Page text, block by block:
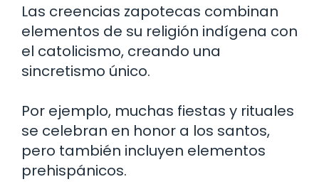
Las creencias zapotecas combinan
elementos de su religión indígena con
el catolicismo, creando una
sincretismo único.
Por ejemplo, muchas fiestas y rituales
se celebran en honor a los santos,
pero también incluyen elementos
prehispánicos.